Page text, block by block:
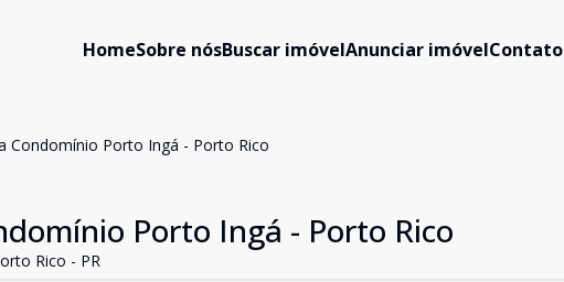
HomeSobre nósBuscar imóvelAnunciar imóvelContato
Condomínio Porto Ingá - Porto Rico
Porto Ingá - Porto Rico
Rico - PR